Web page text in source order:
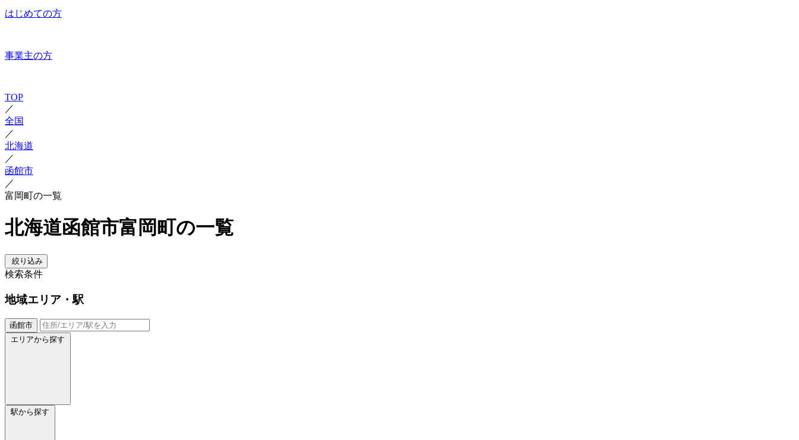
はじめての方
事業主の方
TOP
／
全国
／
北海道
／
函館市
／
富岡町の一覧
北海道函館市富岡町の一覧
絞り込み
検索条件
地域エリア・駅
函館市
エリアから探す
駅から探す